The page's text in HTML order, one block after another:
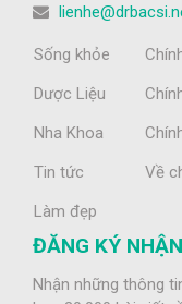
Sống khỏe
Dược Liệu
Nha Khoa
Tin tức
Làm đẹp
Về
ĐĂNG KÝ
Nhận những thông